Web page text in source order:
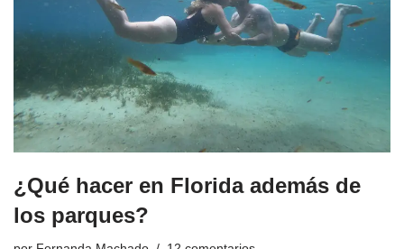
¿Qué hacer en Florida además de
los parques?